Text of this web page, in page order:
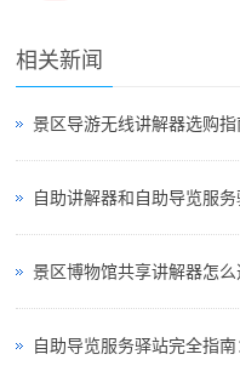
相关新闻
自助讲解器和自助导览服务
自助导览服务驿站完全指